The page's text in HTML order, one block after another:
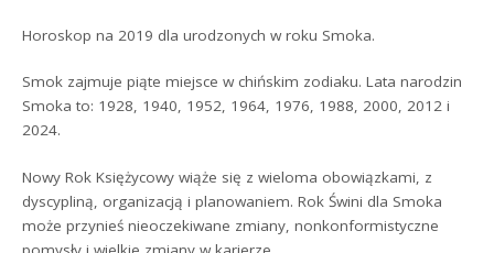
Horoskop na 2019 dla urodzonych w roku Smoka.
Smok zajmuje piąte miejsce w chińskim zodiaku. Lata narodzin
Smoka to: 1928, 1940, 1952, 1964, 1976, 1988, 2000, 2012 i
2024.
Nowy Rok Księżycowy wiąże się z wieloma obowiązkami, z
dyscypliną, organizacją i planowaniem. Rok Świni dla Smoka
może przynieś nieoczekiwane zmiany, nonkonformistyczne